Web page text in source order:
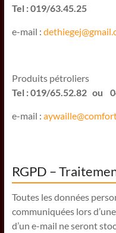
Tel : 019/63.45.25
e-mail : dethiegej@g
Produits pétroliers
Tel : 019/65.52.82 ou
e-mail :
RGPD –
Toutes les données
communiquées lors
d’un e-mail ne seront